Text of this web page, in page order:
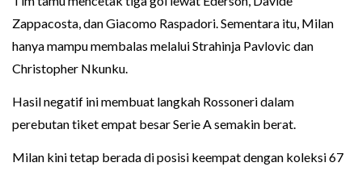
Zappacosta, dan Giacomo Raspadori. Sementara itu, Milan
hanya mampu membalas melalui Strahinja Pavlovic dan
Christopher Nkunku.
Hasil negatif ini membuat langkah Rossoneri dalam
perebutan tiket empat besar Serie A semakin berat.
Milan kini tetap berada di posisi keempat dengan koleksi 67